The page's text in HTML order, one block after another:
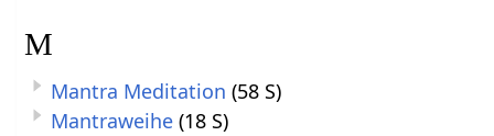
M
Mantra Meditation (58 S)
Mantraweihe (18 S)